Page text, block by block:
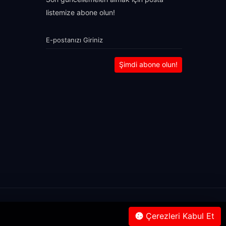
listemize abone olun!
Şimdi abone olun!
Çerezleri Kabul Et